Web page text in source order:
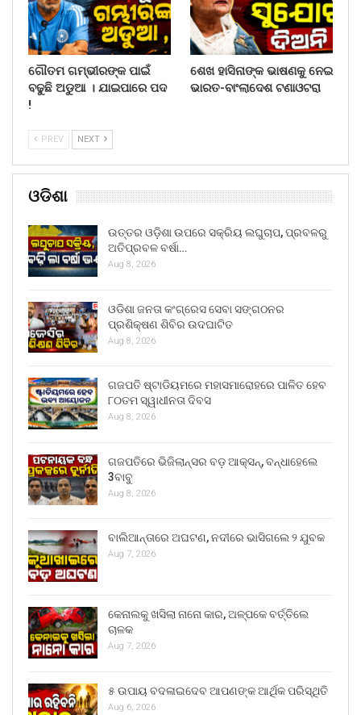
ଗୌତମ ଗମ୍ଭୀରଙ୍କ ପାଇଁ
ବଢୁଛି ଅଡୁଆ । ଯାଇପାରେ ପଦ
!
ଶେଖ ହାସିନାଙ୍କ ଭାଷଣକୁ ନେଇ
ଭାରତ-ବାଂଲାଦେଶ ଟଣାଓଟରା
PREV NEXT
ଓଡିଶା
ଉତ୍ତର ଓଡ଼ିଶା ଉପରେ ସକ୍ରିୟ ଲଘୁଚାପ, ପ୍ରବଳରୁ
ଅତିପ୍ରବଳ ବର୍ଷା…
Aug 8, 2026
ଓଡିଶା ଜନତା କଂଗ୍ରେସ ସେବା ସଙ୍ଗଠନର
ପ୍ରଶିକ୍ଷଣ ଶିବିର ଉଦଘାଟିତ
Aug 8, 2026
ଗଜପତି ଷ୍ଟାଡିୟମରେ ମହାସମାରୋହରେ ପାଳିତ ହେବ
୮୦ତମ ସ୍ୱାଧୀନତା ଦିବସ
Aug 8, 2026
ଗଜପତିରେ ଭିଜିଲାନ୍ସର ବଡ଼ ଆକ୍ସନ୍, ବନ୍ଧାହେଲେ
3ବାବୁ
Aug 8, 2026
ବାଲିଆନ୍ତାରେ ଅଘଟଣ, ନଦୀରେ ଭାସିଗଲେ ୨ ଯୁବକ
Aug 7, 2026
କେନାଲକୁ ଖସିଲା ନାନୋ କାର, ଅଳ୍ପକେ ବର୍ତ୍ତିଲେ
ଚାଳକ
Aug 7, 2026
୫ ଉପାୟ ବଦଳାଇଦେବ ଆପଣଙ୍କ ଆର୍ଥିକ ପରିସ୍ଥିତି
Aug 6, 2026